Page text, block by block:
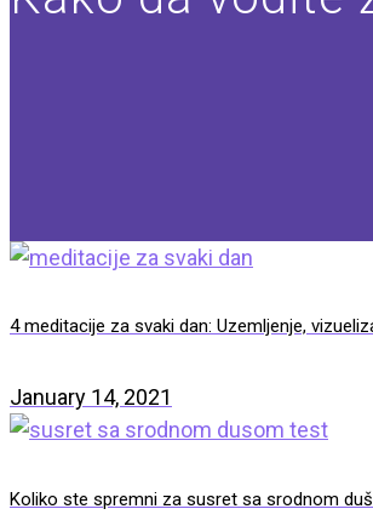
4 meditacije za svaki dan: Uzemljenje,
January 14, 2021
Koliko ste spremni za susret sa srodnom